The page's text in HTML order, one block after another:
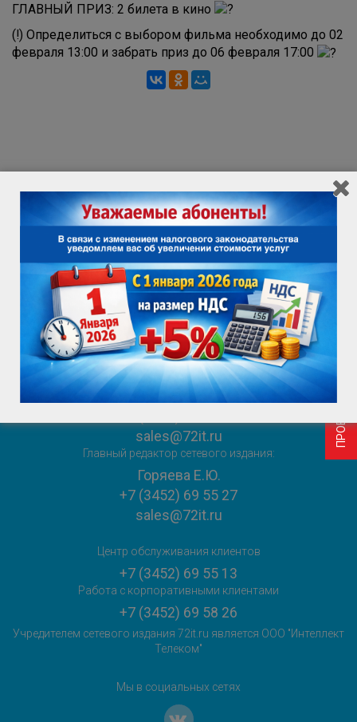
ПРОВЕРИТЬ ВОЗМОЖНОСТЬ ПОДКЛЮЧЕНИЯ
ГЛАВНЫЙ ПРИЗ: 2 билета в кино
(!) Определиться с выбором фильма необходимо до 02
февраля 13:00 и забрать приз до 06 февраля 17:00
ИНФОРМАЦИЯ ДЛЯ ПОТРЕБИТЕЛЯ
ВАКАНСИИ
ПРОВЕРИТЬ ВОЗМОЖНОСТЬ ПОДКЛЮЧЕНИЯ
Служба поддержки клиентов
sales@72it.ru
Главный редактор сетевого издания:
Горяева Е.Ю.
+7 (3452) 69 55 27
sales@72it.ru
Центр обслуживания клиентов
+7 (3452) 69 55 13
Работа с корпоративными клиентами
+7 (3452) 69 58 26
Учредителем сетевого издания 72it.ru является ООО "Интеллект
Телеком"
Мы в социальных сетях